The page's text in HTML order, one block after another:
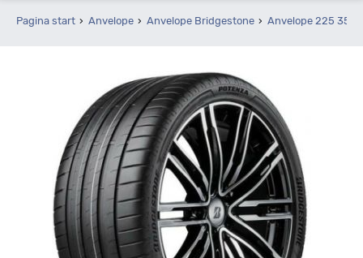
Pagina start Anvelope Anvelope Bridgestone Anvelope 225 35